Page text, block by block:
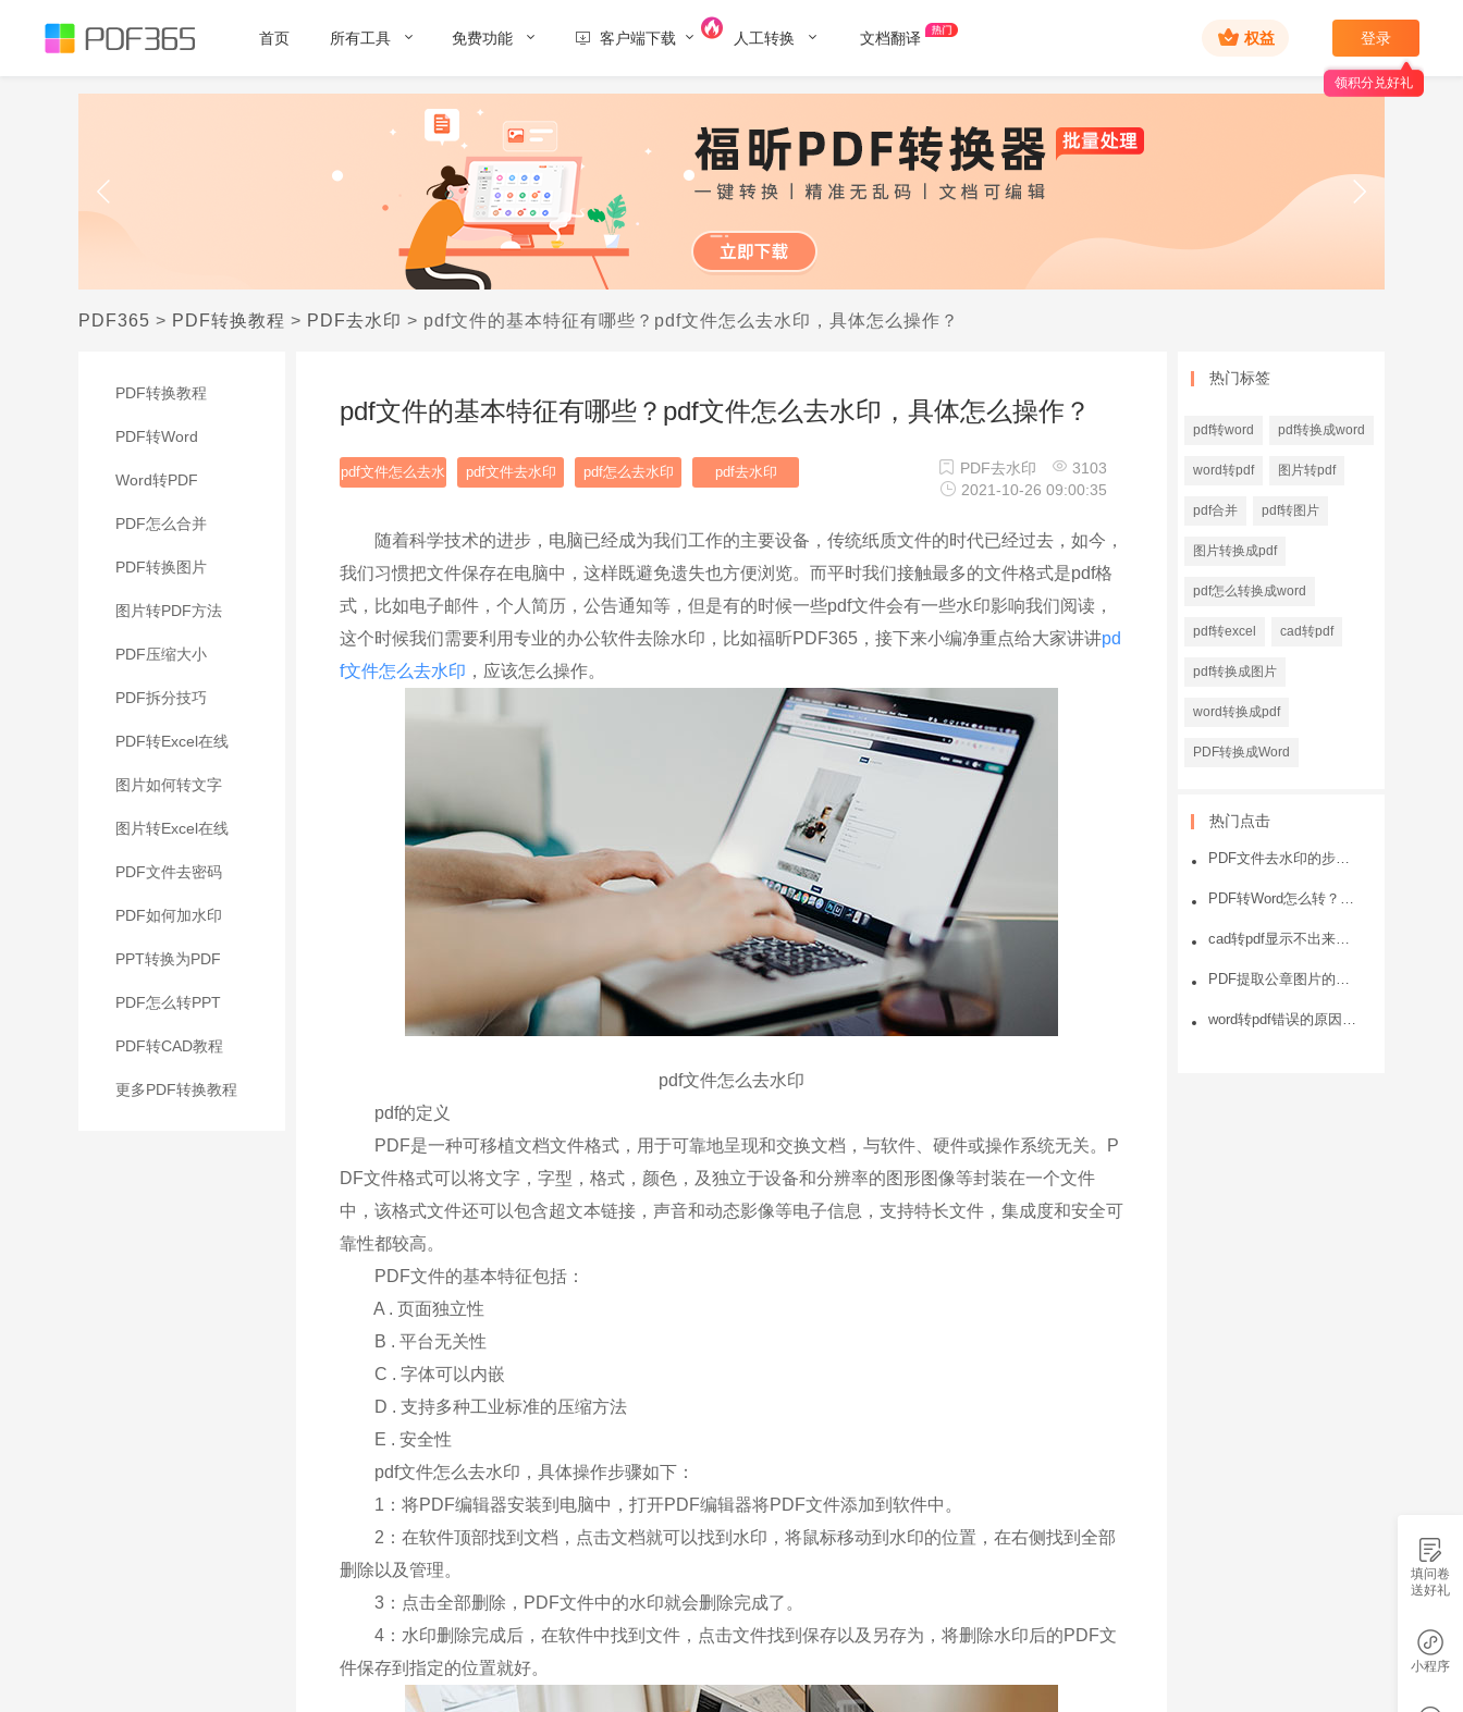
首页 所有工具 免费功能 客户端下载 人工转换 文档翻译 权益 登录
领积分兑好礼
PDF365 > PDF转换教程 > PDF去水印 > pdf文件的基本特征有哪些？pdf文件怎么去水印，具体怎么操作？
PDF转换教程
PDF转Word
Word转PDF
PDF怎么合并
PDF转换图片
图片转PDF方法
PDF压缩大小
PDF拆分技巧
PDF转Excel在线
图片如何转文字
图片转Excel在线
PDF文件去密码
PDF如何加水印
PPT转换为PDF
PDF怎么转PPT
PDF转CAD教程
更多PDF转换教程
pdf文件的基本特征有哪些？pdf文件怎么去水印，具体怎么操作？
pdf文件怎么去水
pdf文件去水印 pdf怎么去水印 pdf去水印 3103
PDF去水印
2021-10-26 09:00:35
随着科学技术的进步，电脑已经成为我们工作的主要设备，传统纸质文件的时代已经过去，如今，
我们习惯把文件保存在电脑中，这样既避免遗失也方便浏览。而平时我们接触最多的文件格式是pdf格
式，比如电子邮件，个人简历，公告通知等，但是有的时候一些pdf文件会有一些水印影响我们阅读，
这个时候我们需要利用专业的办公软件去除水印，比如福昕PDF365，接下来小编净重点给大家讲讲pd
f文件怎么去水印 ，应该怎么操作。
pdf文件怎么去水印
pdf的定义
PDF是一种可移植文档文件格式，用于可靠地呈现和交换文档，与软件、硬件或操作系统无关。P
DF文件格式可以将文字，字型，格式，颜色，及独立于设备和分辨率的图形图像等封装在一个文件
中，该格式文件还可以包含超文本链接，声音和动态影像等电子信息，支持特长文件，集成度和安全可
靠性都较高。
PDF文件的基本特征包括：
A . 页面独立性
B . 平台无关性
C . 字体可以内嵌
D . 支持多种工业标准的压缩方法
E . 安全性
pdf文件怎么去水印，具体操作步骤如下：
1：将PDF编辑器安装到电脑中，打开PDF编辑器将PDF文件添加到软件中。
2：在软件顶部找到文档，点击文档就可以找到水印，将鼠标移动到水印的位置，在右侧找到全部
删除以及管理。
3：点击全部删除，PDF文件中的水印就会删除完成了。
4：水印删除完成后，在软件中找到文件，点击文件找到保存以及另存为，将删除水印后的PDF文
件保存到指定的位置就好。
热门标签
pdf转word pdf转换成word
word转pdf 图片转pdf
pdf合并 pdf转图片
图片转换成pdf
pdf怎么转换成word
pdf转excel cad转pdf
pdf转换成图片
word转换成pdf
PDF转换成Word
热门点击
PDF文件去水印的步骤？一看就会
PDF转Word怎么转？PDF转Word方法
cad转pdf显示不出来或者显示不全的原因和处理方法
PDF提取公章图片的方法是什么，PDF怎么提取图片的步骤
word转pdf错误的原因及解决办法
填问卷
送好礼
小程序